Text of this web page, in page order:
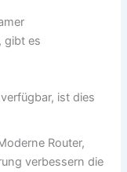
gibt es
ist dies
Router,
verbessern die